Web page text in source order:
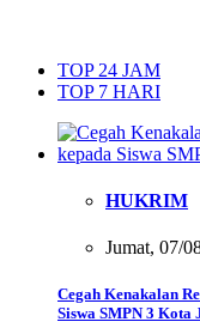
TOP 24 JAM
TOP 7 HARI
HUKRIM
Jumat, 07/
Cegah Kenakalan
Siswa SMPN 3 Kota